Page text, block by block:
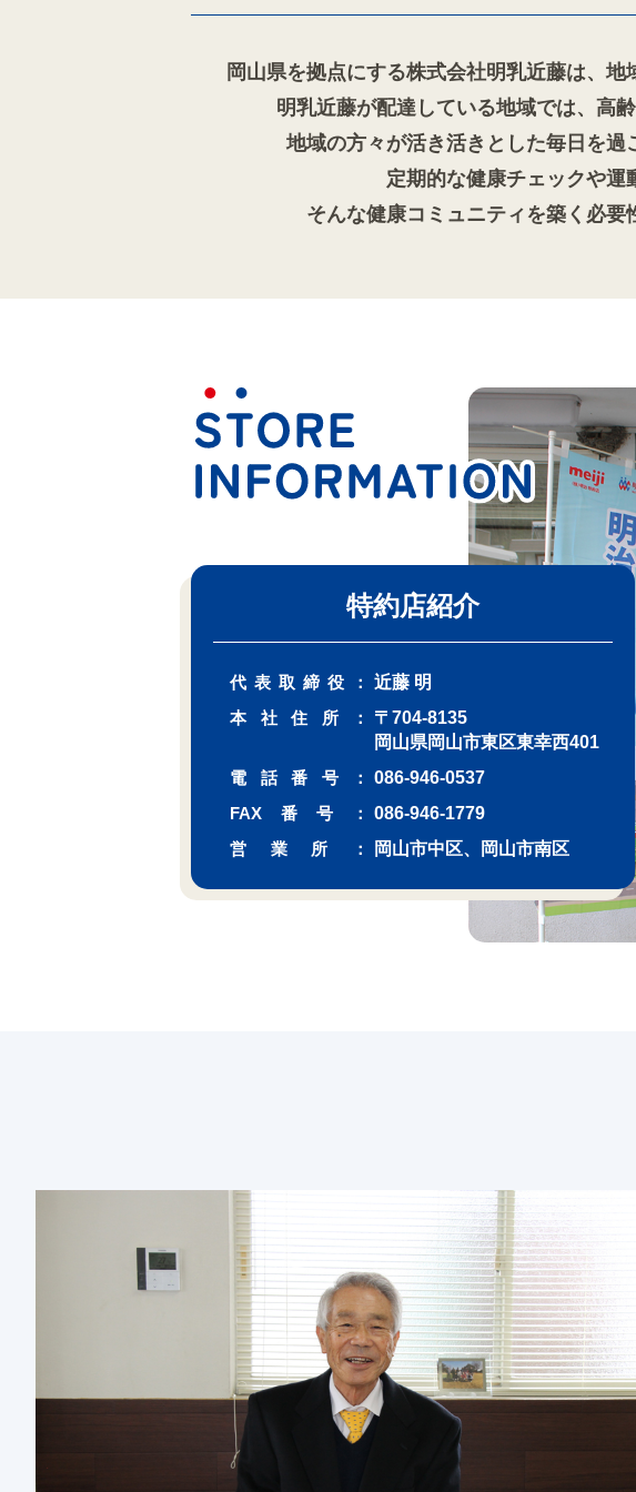
岡山県を拠点にする株式会社明乳近藤は、
明乳近藤が配達している地域では、高
地域の方々が活き活きとした毎日を過
定期的な健康チェックや運
そんな健康コミュニティを築く必要
特約店紹介
代表取締役：
近藤 明
本社住所：
〒704-8135
岡山県岡山市東区東幸西401
電話番号：
086-946-0537
FAX番号：
086-946-1779
営業所：
岡山市中区、岡山市南区